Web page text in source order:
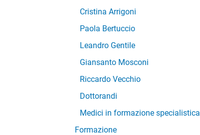
Cristina Arrigoni
Paola Bertuccio
Leandro Gentile
Giansanto Mosconi
Riccardo Vecchio
Dottorandi
Medici in formazione specialistica
Formazione